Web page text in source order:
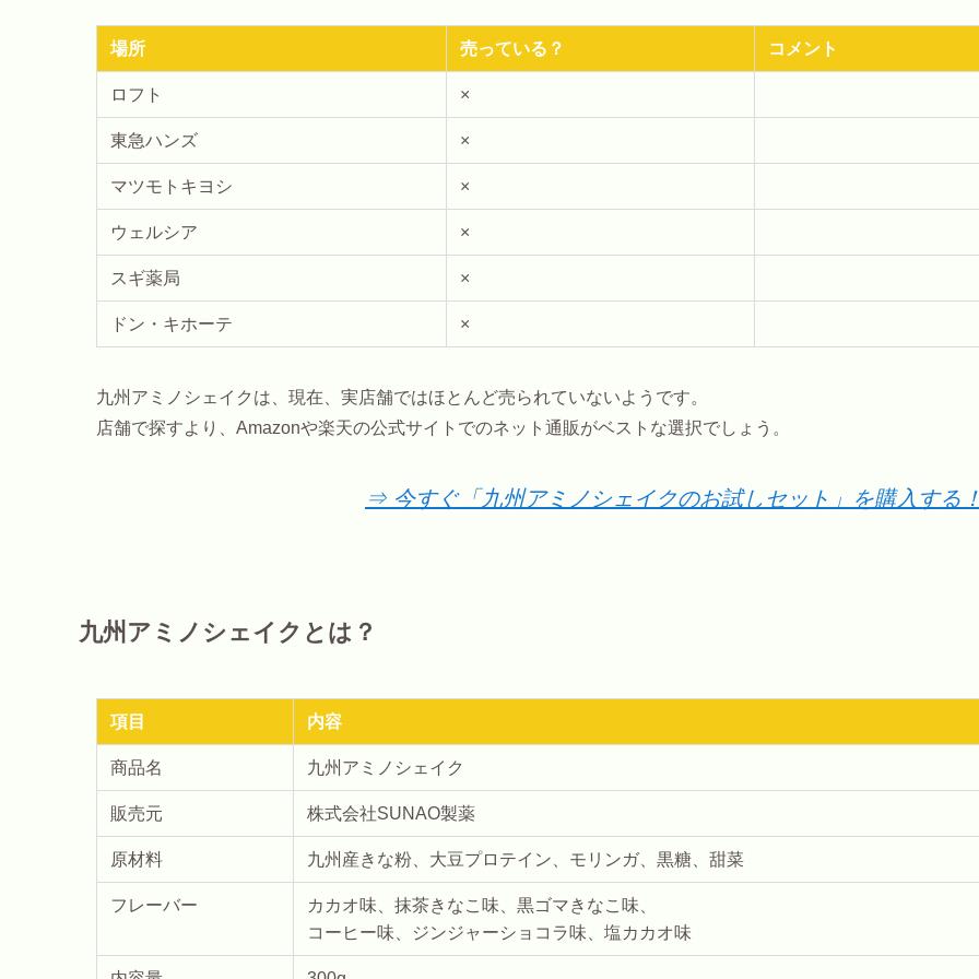
場所 売っている？ コメント
ロフト ×
東急ハンズ ×
マツモトキヨシ ×
ウェルシア ×
スギ薬局 ×
ドン・キホーテ ×
九州アミノシェイクは、現在、実店舗ではほとんど売られていないようです。
店舗で探すより、Amazonや楽天の公式サイトでのネット通販がベストな選択でしょう。
⇒ 今すぐ「九州アミノシェイクのお試しセット」を購入する
九州アミノシェイクとは？
項目 内容
商品名 九州アミノシェイク
販売元 株式会社SUNAO製薬
原材料 九州産きな粉、大豆プロテイン、モリンガ、黒糖、甜菜
フレーバー
カカオ味、抹茶きなこ味、黒ゴマきなこ味、
コーヒー味、ジンジャーショコラ味、塩カカオ味